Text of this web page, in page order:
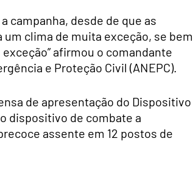
campanha, desde de que as
clima de muita exceção, se bem
afirmou o comandante
e Proteção Civil (ANEPC).
de apresentação do Dispositivo
dispositivo de combate a
assente em 12 postos de